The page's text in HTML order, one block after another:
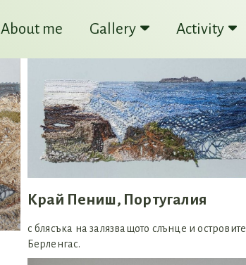
About me Gallery Activity
Край Пениш, Португалия
с блясъка на залязващото слънце и островите
Берленгас.